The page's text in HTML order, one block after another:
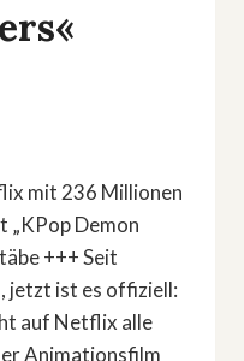
mit 236 Millionen
Demon
+++ Seit
jetzt ist es offiziell:
auf Netflix alle
Animationsfilm